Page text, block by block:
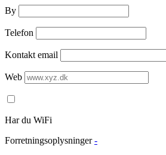
By
Telefon
Kontakt email
Web
Har du WiFi
Forretningsoplysninger -